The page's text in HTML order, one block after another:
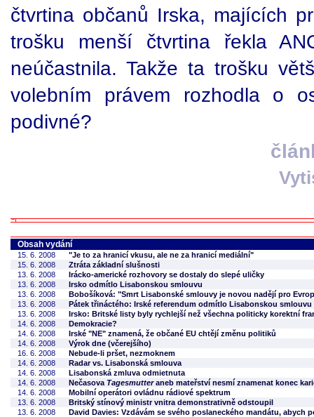
čtvrtina občanů Irska, majících
trošku menší čtvrtina řekla
neúčastnila. Takže ta trošku
volebním právem rozhodla o
podivné?
Obsah vydání
15. 6. 2008
"Je to za hranicí vkusu, ale ne za hranicí mediální"
15. 6. 2008
Ztráta základní slušnosti
13. 6. 2008
Irácko-americké rozhovory se dostaly do slepé uličky
13. 6. 2008
Irsko odmítlo Lisabonskou smlouvu
13. 6. 2008
Bobošíková: "Smrt Lisabonské smlouvy je novou nadějí pro
13. 6. 2008
Pátek třináctého: Irské referendum odmítlo Lisabonskou smlouvu
13. 6. 2008
Irsko: Britské listy byly rychlejší než všechna politicky korektní
14. 6. 2008
Demokracie?
14. 6. 2008
Irské "NE" znamená, že občané EU chtějí změnu politiků
14. 6. 2008
Výrok dne (včerejšího)
16. 6. 2008
Nebude-li pršet, nezmoknem
14. 6. 2008
Radar vs. Lisabonská smlouva
14. 6. 2008
Lisabonská zmluva odmietnuta
14. 6. 2008
Nečasova Tagesmutteraneb mateřství nesmí znamenat konec
14. 6. 2008
Mobilní operátori ovládnu rádiové spektrum
13. 6. 2008
Britský stínový ministr vnitra demonstrativně odstoupil
13. 6. 2008
David Davies: Vzdávám se svého poslaneckého mandátu, abych